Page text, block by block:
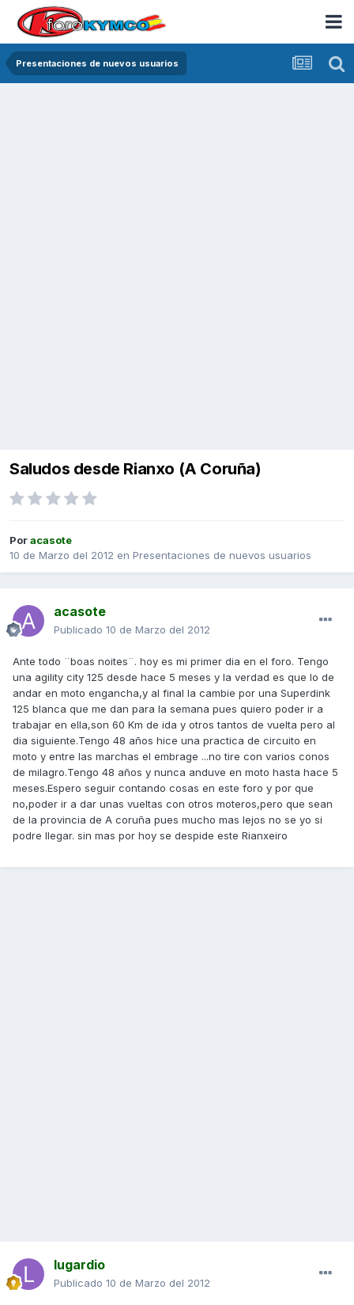
Presentaciones de nuevos usuarios
Saludos desde Rianxo (A Coruña)
Poracasote
10 de Marzo del 2012 en Presentaciones de nuevos usuarios
acasote
Publicado 10 de Marzo del 2012
Ante todo ¨boas noites¨. hoy es mi primer dia en el foro. Tengo
una agility city 125 desde hace 5 meses y la verdad es que lo de
andar en moto engancha,y al final la cambie por una Superdink
125 blanca que me dan para la semana pues quiero poder ir a
trabajar en ella,son 60 Km de ida y otros tantos de vuelta pero al
dia siguiente.Tengo 48 años hice una practica de circuito en
moto y entre las marchas el embrage ...no tire con varios conos
de milagro.Tengo 48 años y nunca anduve en moto hasta hace 5
meses.Espero seguir contando cosas en este foro y por que
no,poder ir a dar unas vueltas con otros moteros,pero que sean
de la provincia de A coruña pues mucho mas lejos no se yo si
podre llegar. sin mas por hoy se despide este Rianxeiro
lugardio
Publicado 10 de Marzo del 2012